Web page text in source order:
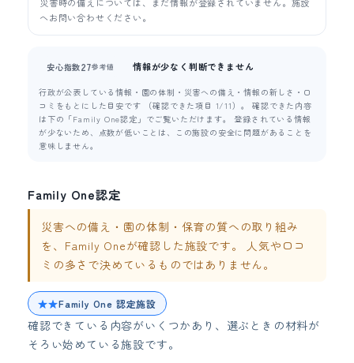
へお問い合わせください。
安心指数27参考値 情報が少なく判断できません
行政が公表している情報・園の体制・災害への備え・情報の新しさ・口
コミをもとにした目安です （確認できた項目 1/11）。 確認できた内容
は下の「Family One認定」でご覧いただけます。 登録されている情報
が少ないため、点数が低いことは、この施設の安全に問題があることを
意味しません。
Family One認定
災害への備え・園の体制・保育の質への取り組み
を、Family Oneが確認した施設です。 人気や口コ
ミの多さで決めているものではありません。
★★Family One 認定施設
確認できている内容がいくつかあり、選ぶときの材料が
そろい始めている施設です。